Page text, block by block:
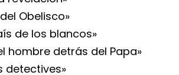
Obelisco»
de los blancos»
hombre detrás del Papa»
detectives»